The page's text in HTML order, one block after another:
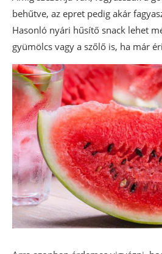
behűtve, az epret pedig akár
Hasonló nyári hűsítő snack lehet
gyümölcs vagy a szőlő is, ha már